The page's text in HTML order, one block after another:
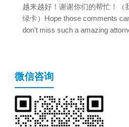
越来越好！谢谢你们的帮忙！（
绿卡）Hope those comments
don’t miss such a amazing
微信咨询